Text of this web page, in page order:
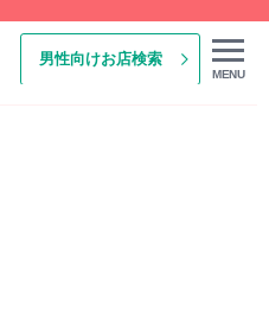
男性向けお店検索
MENU